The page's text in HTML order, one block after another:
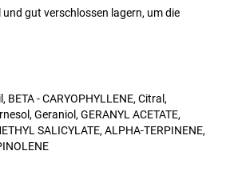
gut verschlossen lagern, um die
- CARYOPHYLLENE, Citral,
Geraniol, GERANYL ACETATE,
SALICYLATE, ALPHA-TERPINENE,